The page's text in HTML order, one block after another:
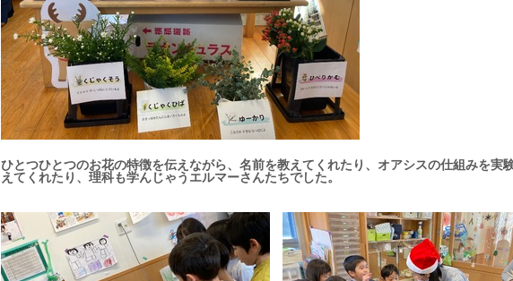
ひとつひとつのお花の特徴を伝えながら、名前を教えてくれたり、オアシスの仕組みを実
えてくれたり、理科も学んじゃうエルマーさんたちでした。